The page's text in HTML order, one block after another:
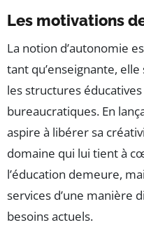
Les motivations
La notion d’autonomie
tant qu’enseignante,
les structures
bureaucratiques. En
aspire à libérer sa
domaine qui lui tient à
l’éducation demeure,
services d’une manière
besoins actuels.